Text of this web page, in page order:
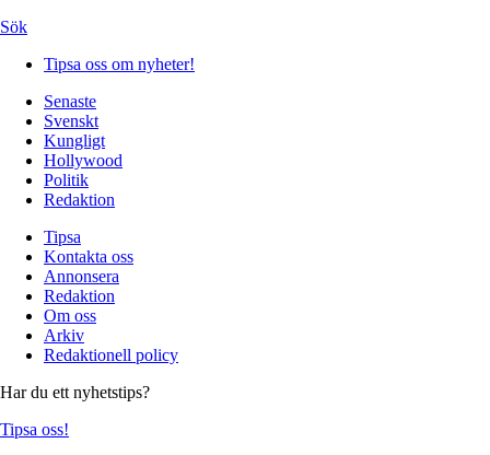
Sök
Tipsa oss om nyheter!
Senaste
Svenskt
Kungligt
Hollywood
Politik
Redaktion
Tipsa
Kontakta oss
Annonsera
Redaktion
Om oss
Arkiv
Redaktionell policy
Har du ett nyhetstips?
Tipsa oss!